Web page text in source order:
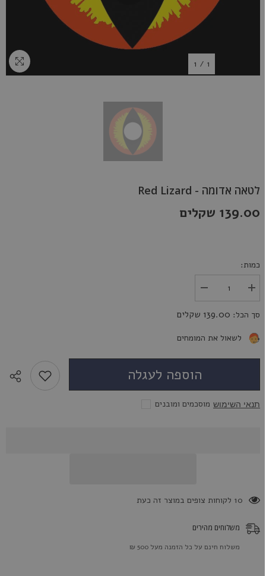
1
/
1
לטאה אדומה - Red Lizard
139.00 שקלים
כמות:
את
הכמות
עבור
אדומה
הגדל
את
עבור
אדומה
-
סך הכל: 139.00 שקלים
לשאול את המומחים
הוספה לעגלה
מוסכמים ומובנים תנאי השימוש
50 לקוחות צופים במוצר זה כעת
משלוחים מהירים
משלוח חינם על כל הזמנה מעל 500 ₪